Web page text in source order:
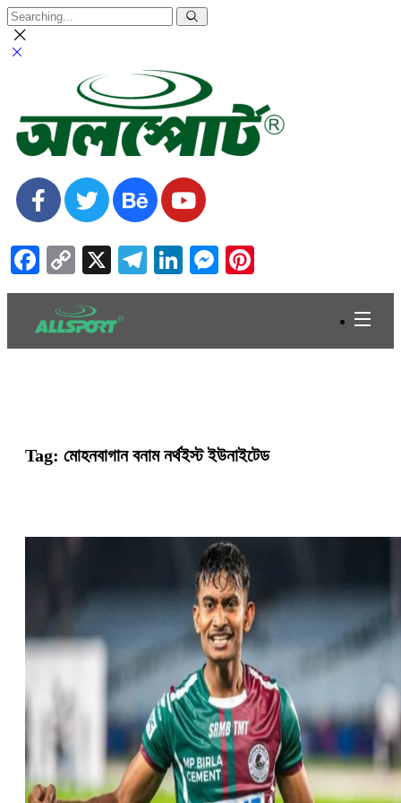
Facebook
Copy
Link
X Telegram
LinkedIn
Messenger
Tag: মোহনবাগান বনাম নর্থইস্ট ইউনাইটেড